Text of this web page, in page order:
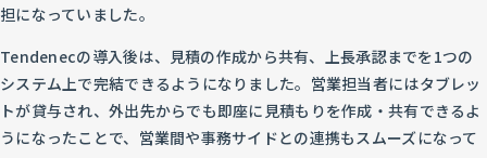
担になっていました。
Tendenecの導入後は、見積の作成から共有、上長承認までを1つの
システム上で完結できるようになりました。営業担当者にはタブレッ
トが貸与され、外出先からでも即座に見積もりを作成・共有できるよ
うになったことで、営業間や事務サイドとの連携もスムーズになって